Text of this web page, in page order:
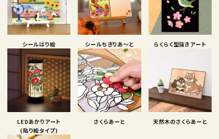
シールはり絵 シールちぎりあ〜と らくらく型抜きアート
LEDあかりアート
(貼り絵タイプ)
さくらあーと 天然木のさくらあーと